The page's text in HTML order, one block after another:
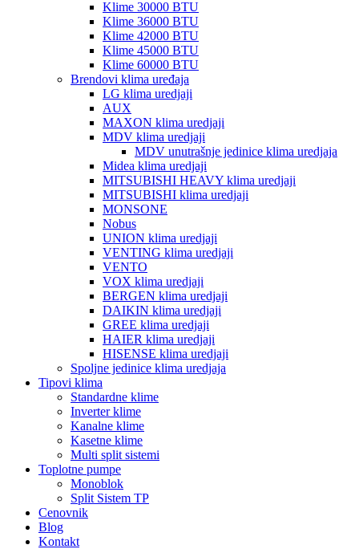
Klime 30000 BTU
Klime 36000 BTU
Klime 42000 BTU
Klime 45000 BTU
Klime 60000 BTU
Brendovi klima uređaja
LG klima uredjaji
AUX
MAXON klima uredjaji
MDV klima uredjaji
MDV unutrašnje jedinice klima uredjaja
Midea klima uredjaji
MITSUBISHI HEAVY klima uredjaji
MITSUBISHI klima uredjaji
MONSONE
Nobus
UNION klima uredjaji
VENTING klima uredjaji
VENTO
VOX klima uredjaji
BERGEN klima uredjaji
DAIKIN klima uredjaji
GREE klima uredjaji
HAIER klima uredjaji
HISENSE klima uredjaji
Spoljne jedinice klima uredjaja
Tipovi klima
Standardne klime
Inverter klime
Kanalne klime
Kasetne klime
Multi split sistemi
Toplotne pumpe
Monoblok
Split Sistem TP
Cenovnik
Blog
Kontakt